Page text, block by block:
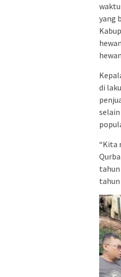
yang
di
“Kita